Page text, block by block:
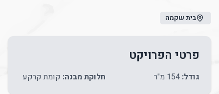
בית שקמה
פרטי הפרויקט
גודל: 154 מ"ר חלוקת מבנה: קומת קרקע